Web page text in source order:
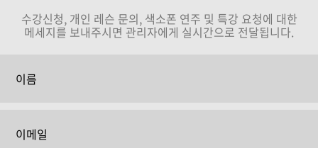
수강신청, 개인 레슨 문의, 색소폰 연주 및 특강 요청에 대한
메세지를 보내주시면 관리자에게 실시간으로 전달됩니다.